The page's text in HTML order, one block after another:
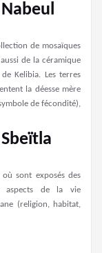
de mosaïques
de la céramique
Kelibia. Les terres
la déesse mère
de fécondité),
sont exposés des
aspects de la vie
(religion, habitat,